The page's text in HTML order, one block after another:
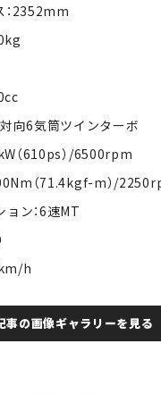
：2352mm
向6気筒ツインターボ
（610ps）/6500rpm
（71.4kgf-m）/
ョン：6速MT
h
事の画像ギャラリーを見る